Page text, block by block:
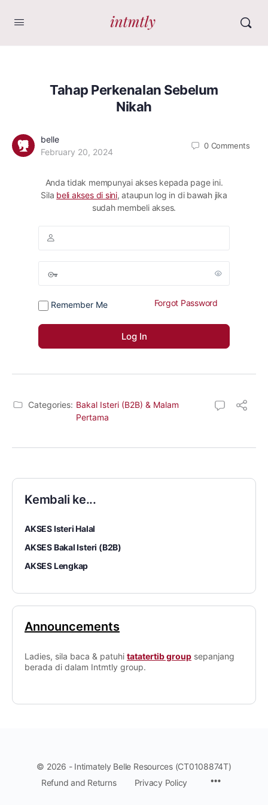
Tahap Perkenalan Sebelum
Nikah
belle
February 20, 2024
0 Comments
Anda tidak mempunyai akses kepada page ini.
Sila beli akses di sini, ataupun log in di bawah jika
sudah membeli akses.
Remember Me Forgot Password
Categories: Bakal Isteri (B2B) & Malam
Pertama
Kembali ke...
AKSES Isteri Halal
AKSES Bakal Isteri (B2B)
AKSES Lengkap
Announcements
Ladies, sila baca & patuhi tatatertib group sepanjang
berada di dalam Intmtly group.
© 2026 - Intimately Belle Resources (CT0108874T)
Refund and Returns
Privacy Policy